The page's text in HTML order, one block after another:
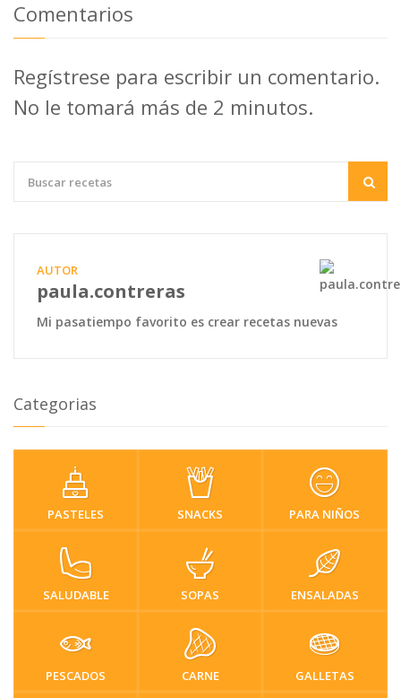
Comentarios
Regístrese para escribir un comentario.
No le tomará más de 2 minutos.
AUTOR
paula.contreras
Mi pasatiempo favorito es crear recetas nuevas
Categorias
PASTELES SNACKS PARA NIÑOS
SALUDABLE SOPAS ENSALADAS
PESCADOS CARNE GALLETAS